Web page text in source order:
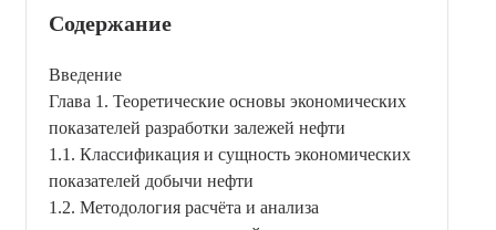
Содержание
Введение
Глава 1. Теоретические основы экономических
показателей разработки залежей нефти
1.1. Классификация и сущность экономических
показателей добычи нефти
1.2. Методология расчёта и анализа